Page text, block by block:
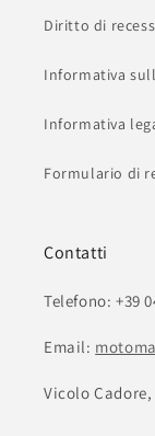
Diritto di
Informativa
Informativa
Formulario di
Contatti
Telefono: +39
Email:
Vicolo Cadore,